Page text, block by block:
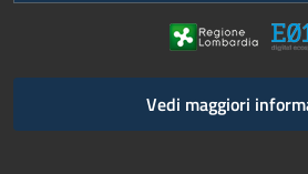
Vedi maggiori